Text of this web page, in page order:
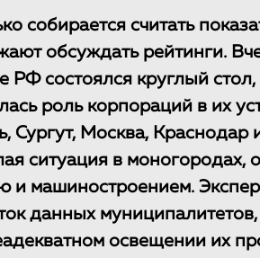
собирается считать
обсуждать рейтинги.
РФ состоялся круглый
роль корпораций в их
Сургут, Москва, Краснодар
ситуация в моногородах,
машиностроением.
данных
освещении их